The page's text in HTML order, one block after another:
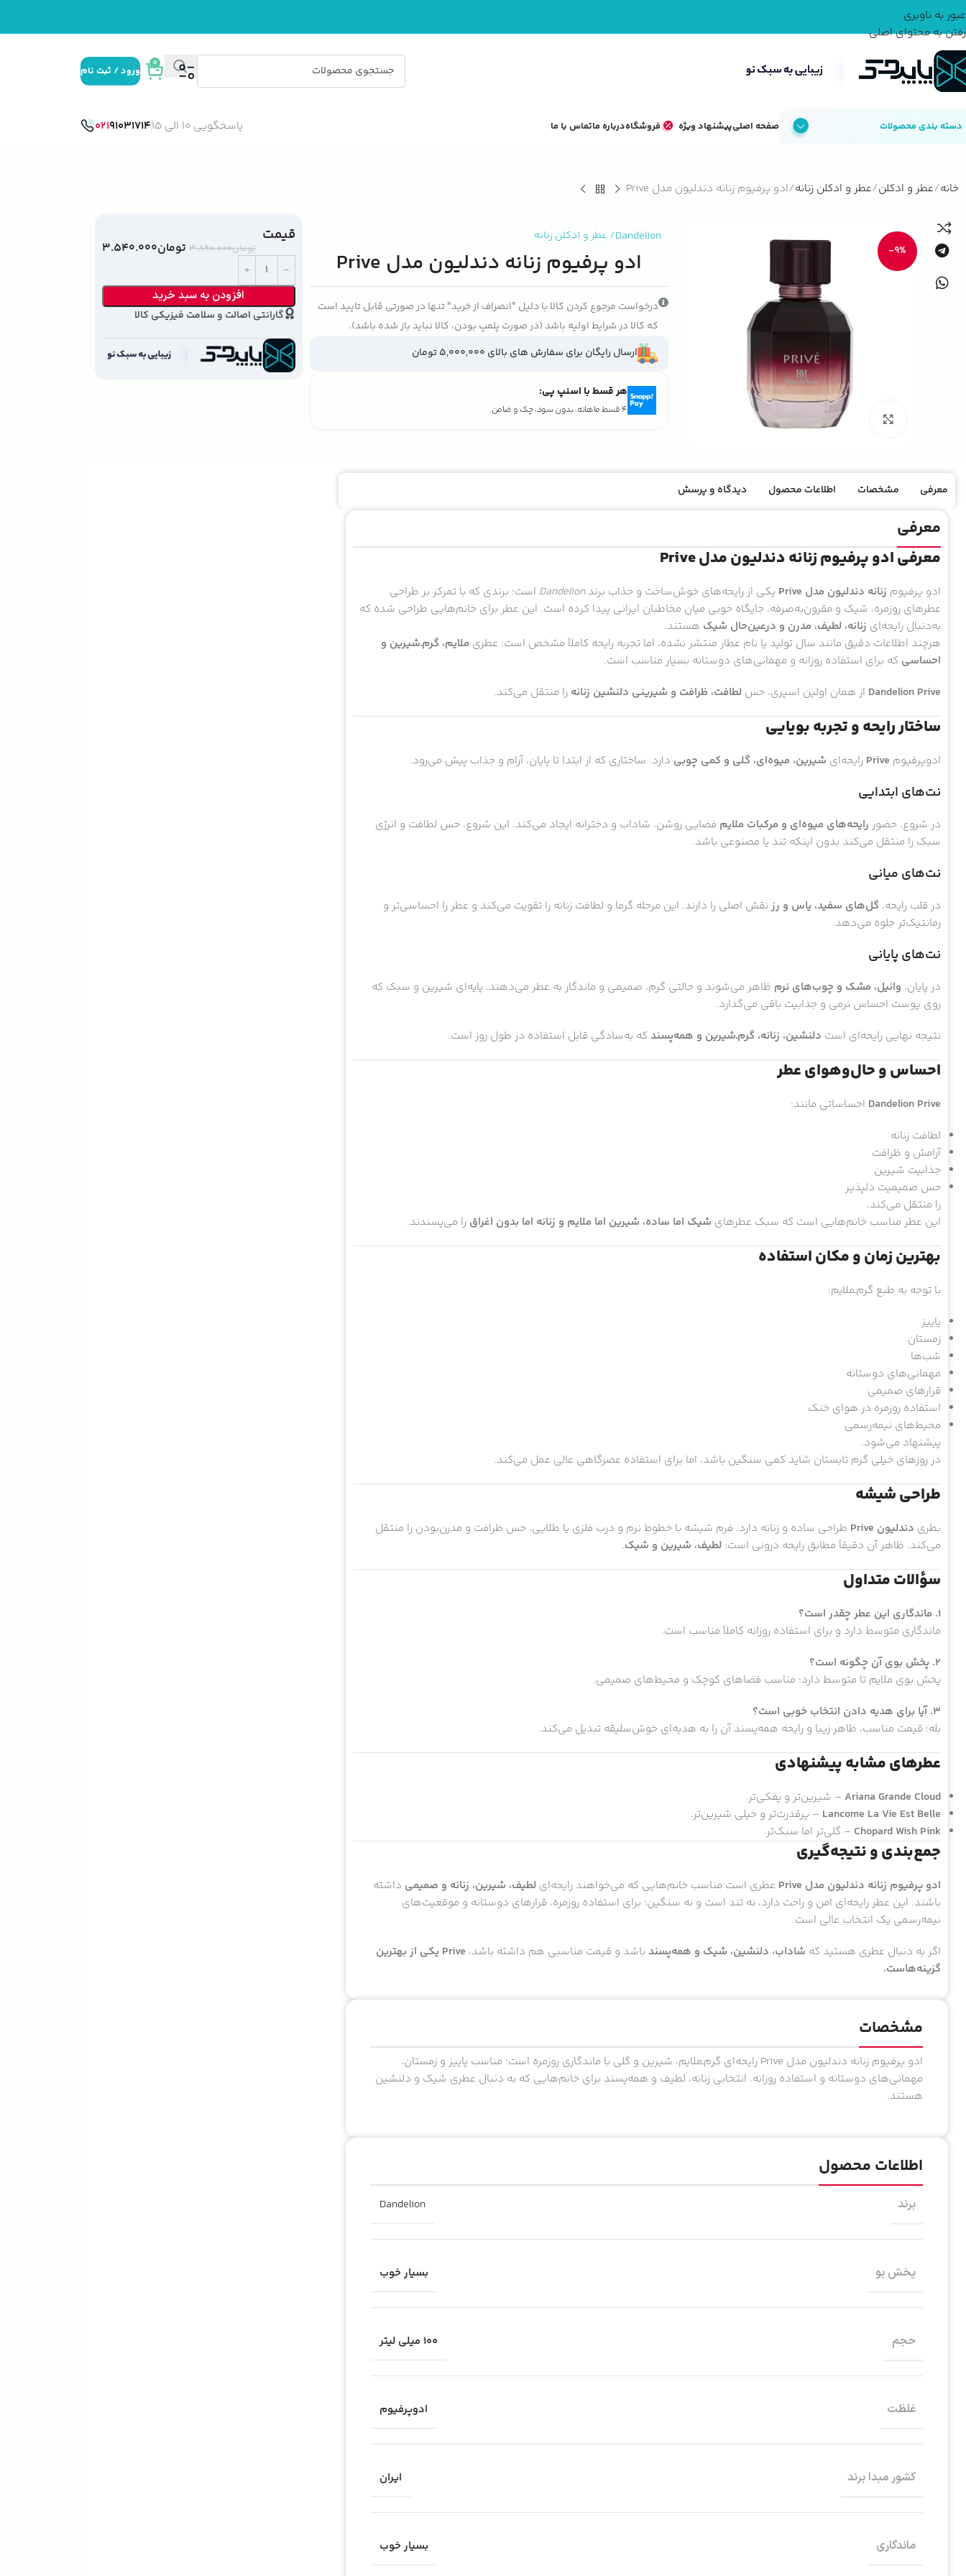
عبور به ناوبری
رفتن به محتوای اصلی
0
ورود / ثبت نام
دسته بندی محصولات صفحه اصلیپیشنهاد ویژه فروشگاهدرباره ماتماس با ما پاسخگویی 10 الی 15 02191031714
خانه عطر و ادکلن عطر و ادکلن زنانه ادو پرفیوم زنانه دندلیون مدل Prive
-9%
بزرگنمایی تصویر
Dandelion
/ عطر و ادکلن زنانه
ادو پرفیوم زنانه دندلیون مدل Prive
درخواست مرجوع کردن کالا با دلیل "انصراف از خرید" تنها در صورتی قابل تایید است
که کالا در شرایط اولیه باشد (در صورت پلمپ بودن، کالا نباید باز شده باشد).
ارسال رایگان برای سفارش های بالای 5,000,000 تومان
هر قسط با اسنپ پی:
4 قسط ماهانه. بدون سود، چک و ضامن.
قیمت
تومان۳.۸۹۰.۰۰۰ تومان۳.۵۴۰.۰۰۰
افزودن به سبد خرید
گارانتی اصالت و سلامت فیزیکی کالا
معرفی مشخصات اطلاعات محصول دیدگاه و پرسش
معرفی
معرفی ادو پرفیوم زنانه دندلیون مدل Prive
ادو پرفیوم زنانه دندلیون مدل Prive یکی از رایحه‌های خوش‌ساخت و جذاب برندDandelion است؛ برندی که با تمرکز بر طراحی
عطرهای روزمره، شیک و مقرون‌به‌صرفه، جایگاه خوبی میان مخاطبان ایرانی پیدا کرده است. این عطر برای خانم‌هایی طراحی شده که
به‌دنبال رایحه‌ای زنانه، لطیف، مدرن و درعین‌حال شیک هستند.
هرچند اطلاعات دقیق مانند سال تولید یا نام عطار منتشر نشده، اما تجربه رایحه کاملاً مشخص است: عطری ملایم، گرم‌ـ‌شیرین و
احساسی که برای استفاده روزانه و مهمانی‌های دوستانه بسیار مناسب است.
Dandelion Prive از همان اولین اسپری، حس لطافت، ظرافت و شیرینی دلنشین زنانه را منتقل می‌کند.
ساختار رایحه و تجربه بویایی
ادوپرفیوم Prive رایحه‌ای شیرین، میوه‌ای، گلی و کمی چوبی دارد. ساختاری که از ابتدا تا پایان، آرام و جذاب پیش می‌رود.
نت‌های ابتدایی
در شروع، حضور رایحه‌های میوه‌ای و مرکبات ملایم فضایی روشن، شاداب و دخترانه ایجاد می‌کند. این شروع، حس لطافت و انرژی
سبک را منتقل می‌کند بدون اینکه تند یا مصنوعی باشد.
نت‌های میانی
در قلب رایحه، گل‌های سفید، یاس و رز نقش اصلی را دارند. این مرحله گرما و لطافت زنانه را تقویت می‌کند و عطر را احساسی‌تر و
رمانتیک‌تر جلوه می‌دهد.
نت‌های پایانی
در پایان، وانیل، مشک و چوب‌های نرم ظاهر می‌شوند و حالتی گرم، صمیمی و ماندگار به عطر می‌دهند. پایه‌ای شیرین و سبک که
روی پوست احساس نرمی و جذابیت باقی می‌گذارد.
نتیجه نهایی رایحه‌ای است دلنشین، زنانه، گرم‌ـ‌شیرین و همه‌پسند که به‌سادگی قابل استفاده در طول روز است.
احساس و حال‌وهوای عطر
Dandelion Prive احساساتی مانند:
لطافت زنانه
آرامش و ظرافت
جذابیت شیرین
حس صمیمیت دلپذیر
را منتقل می‌کند.
این عطر مناسب خانم‌هایی است که سبک عطرهای شیک اما ساده، شیرین اما ملایم و زنانه اما بدون اغراق را می‌پسندند.
بهترین زمان و مکان استفاده
با توجه به طبع گرم‌ـ‌ملایم:
پاییز
زمستان
شب‌ها
مهمانی‌های دوستانه
قرارهای صمیمی
استفاده روزمره در هوای خنک
محیط‌های نیمه‌رسمی
پیشنهاد می‌شود.
در روزهای خیلی گرم تابستان شاید کمی سنگین باشد، اما برای استفاده عصرگاهی عالی عمل می‌کند.
طراحی شیشه
بطری دندلیون Prive
طراحی ساده و زنانه دارد. فرم شیشه با خطوط نرم و درب فلزی یا طلایی، حس ظرافت و مدرن‌بودن را منتقل
می‌کند. ظاهر آن دقیقاً مطابق رایحه درونی است: لطیف، شیرین و شیک.
سؤالات متداول
1. ماندگاری این عطر چقدر است؟
ماندگاری متوسط دارد و برای استفاده روزانه کاملاً مناسب است.
2. پخش بوی آن چگونه است؟
پخش بوی ملایم تا متوسط دارد؛ مناسب فضاهای کوچک و محیط‌های صمیمی.
3. آیا برای هدیه دادن انتخاب خوبی است؟
بله؛ قیمت مناسب، ظاهر زیبا و رایحه همه‌پسند آن را به هدیه‌ای خوش‌سلیقه تبدیل می‌کند.
عطرهای مشابه پیشنهادی
Ariana Grande Cloud – شیرین‌تر و پفکی‌تر.
Lancome La Vie Est Belle – پرقدرت‌تر و خیلی شیرین‌تر.
Chopard Wish Pink – گلی‌تر اما سبک‌تر.
جمع‌بندی و نتیجه‌گیری
ادو پرفیوم زنانه دندلیون مدل Prive عطری است مناسب خانم‌هایی که می‌خواهند رایحه‌ای لطیف، شیرین، زنانه و صمیمی داشته
باشند. این عطر رایحه‌ای امن و راحت دارد، نه تند است و نه سنگین؛ برای استفاده روزمره، قرارهای دوستانه و موقعیت‌های
نیمه‌رسمی یک انتخاب عالی است.
اگر به دنبال عطری هستید که شاداب، دلنشین، شیک و همه‌پسند باشد و قیمت مناسبی هم داشته باشد،
Prive یکی از بهترین
گزینه‌هاست.
مشخصات
ادو پرفیوم زنانه دندلیون مدل Prive رایحه‌ای گرم‌ـ‌ملایم، شیرین و گلی با ماندگاری روزمره است؛ مناسب پاییز و زمستان،
مهمانی‌های دوستانه و استفاده روزانه. انتخابی زنانه، لطیف و همه‌پسند برای خانم‌هایی که به دنبال عطری شیک و دلنشین
هستند.
اطلاعات محصول
برند Dandelion
پخش بو بسیار خوب
حجم ۱۰۰ میلی لیتر
غلظت ادوپرفیوم
کشور مبدا برند ایران
ماندگاری بسیار خوب